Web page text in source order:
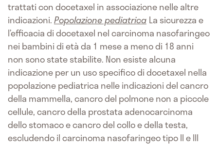
trattati con docetaxel in associazione nelle altre
indicazioni.Popolazione pediatrica La sicurezza e
l’efficacia di docetaxel nel carcinoma nasofaringeo
nei bambini di età da 1 mese a meno di 18 anni
non sono state stabilite. Non esiste alcuna
indicazione per un uso specifico di docetaxel nella
popolazione pediatrica nelle indicazioni del cancro
della mammella, cancro del polmone non a piccole
cellule, cancro della prostata adenocarcinoma
dello stomaco e cancro del collo e della testa,
escludendo il carcinoma nasofaringeo tipo II e III